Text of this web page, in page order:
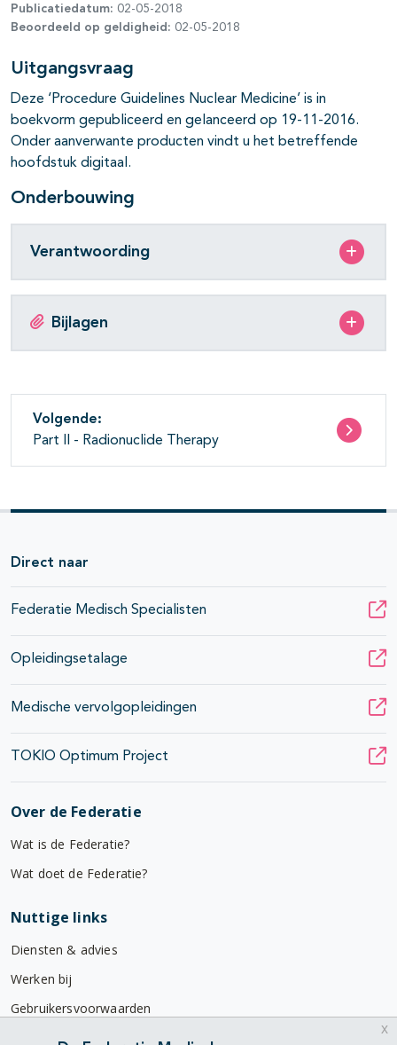
open- en dichtklappen
open- en dichtklappen
open- en dichtklappen
Publicatiedatum: 02-05-2018
Beoordeeld op geldigheid: 02-05-2018
Uitgangsvraag
Deze ‘Procedure Guidelines Nuclear Medicine’ is in
boekvorm gepubliceerd en gelanceerd op 19-11-2016.
Onder aanverwante producten vindt u het betreffende
hoofdstuk digitaal.
Onderbouwing
Verantwoording
Bijlagen
Volgende:
Part II - Radionuclide Therapy
Direct naar
Federatie Medisch Specialisten
Opleidingsetalage
Medische vervolgopleidingen
TOKIO Optimum Project
Over de Federatie
Wat is de Federatie?
Wat doet de Federatie?
Nuttige links
Diensten & advies
Werken bij
Gebruikersvoorwaarden
Privacyverklaring
x